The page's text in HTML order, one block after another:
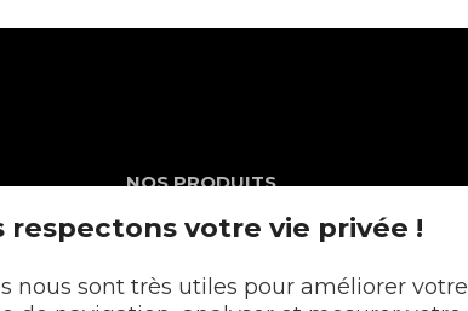
respectons votre vie privée !
nous sont très utiles pour améliorer votre
NOS PRODUITS
Plans en Stratifié
Crédences